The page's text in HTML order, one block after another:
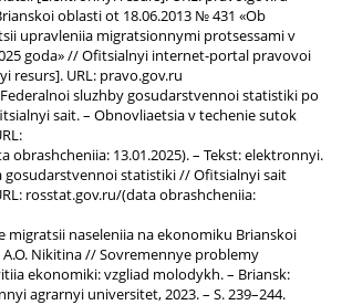
oblasti ot 18.06.2013 № 431 «Ob
upravleniia migratsionnymi protsessami v
goda» // Ofitsialnyi internet-portal pravovoi
resurs]. URL: pravo.gov.ru
sluzhby gosudarstvennoi statistiki po
sait. – Obnovliaetsia v techenie sutok
obrashcheniia: 13.01.2025). – Tekst: elektronnyi.
gosudarstvennoi statistiki // Ofitsialnyi sait
rosstat.gov.ru/(data obrashcheniia:
migratsii naseleniia na ekonomiku Brianskoi
A.O. Nikitina // Sovremennye problemy
ekonomiki: vzgliad molodykh. – Briansk:
agrarnyi universitet, 2023. – S. 239–244.